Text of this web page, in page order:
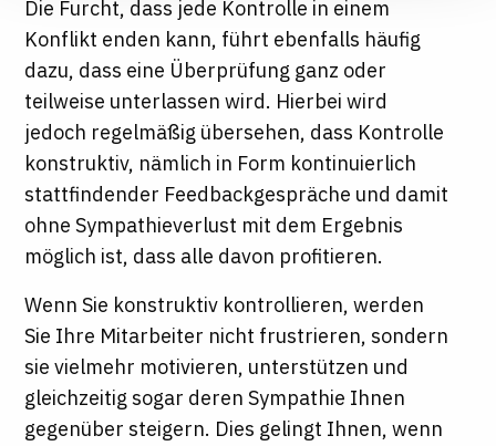
Die Furcht, dass jede Kontrolle in einem
Konflikt enden kann, führt ebenfalls häufig
dazu, dass eine Überprüfung ganz oder
teilweise unterlassen wird. Hierbei wird
jedoch regelmäßig übersehen, dass Kontrolle
konstruktiv, nämlich in Form kontinuierlich
stattfindender Feedbackgespräche und damit
ohne Sympathieverlust mit dem Ergebnis
möglich ist, dass alle davon profitieren.
Wenn Sie konstruktiv kontrollieren, werden
Sie Ihre Mitarbeiter nicht frustrieren, sondern
sie vielmehr motivieren, unterstützen und
gleichzeitig sogar deren Sympathie Ihnen
gegenüber steigern. Dies gelingt Ihnen, wenn